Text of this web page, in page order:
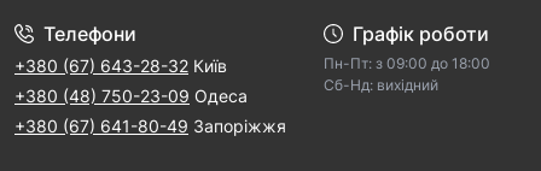
Телефони
+380 (67) 643-28-32 Київ
+380 (48) 750-23-09 Одеса
+380 (67) 641-80-49 Запоріжжя
Графік роботи
Пн-Пт: з 09:00 дo 18:00
Cб-Hд: виxідний